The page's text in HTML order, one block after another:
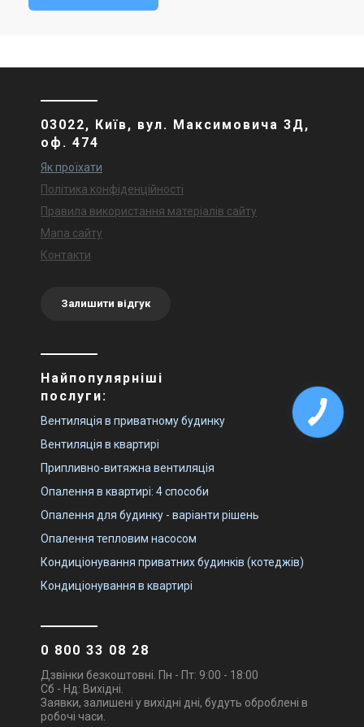
03022, Київ, вул. Максимовича 3Д,
оф. 474
Як проїхати
Політика конфіденційності
Правила використання матеріалів сайту
Мапа сайту
Контакти
Залишити відгук
Найпопулярніші
послуги:
Вентиляція в приватному будинку
Вентиляція в квартирі
Припливно-витяжна вентиляція
Опалення в квартирі: 4 способи
Опалення для будинку - варіанти рішень
Опалення тепловим насосом
Кондиціонування приватних будинків (котеджів)
Кондиціонування в квартирі
0 800 33 08 28
Дзвінки безкоштовні. Пн - Пт: 9:00 - 18:00
Сб - Нд: Вихідні.
Заявки, залишені у вихідні дні, будуть оброблені в
робочі часи.